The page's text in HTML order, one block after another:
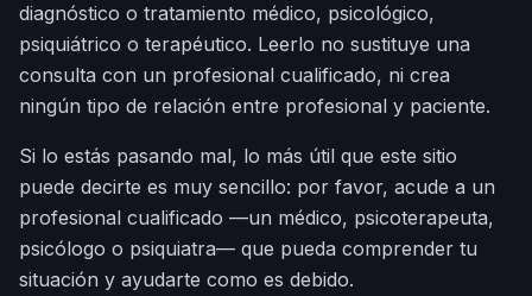
diagnóstico o tratamiento médico, psicológico,
psiquiátrico o terapéutico. Leerlo no sustituye una
consulta con un profesional cualificado, ni crea
ningún tipo de relación entre profesional y paciente.
Si lo estás pasando mal, lo más útil que este sitio
puede decirte es muy sencillo: por favor, acude a un
profesional cualificado —un médico, psicoterapeuta,
psicólogo o psiquiatra— que pueda comprender tu
situación y ayudarte como es debido.